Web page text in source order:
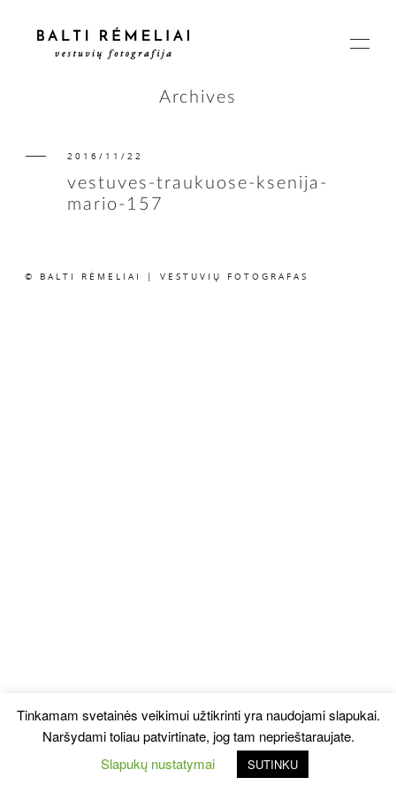
PAGRINDINIS
ISTORIJOS
Archives
2016/11/22
vestuves-traukuose-ksenija-
mario-157
© BALTI RĖMELIAI | VESTUVIŲ FOTOGRAFAS
Tinkamam svetainės veikimui užtikrinti yra naudojami slapukai.
Naršydami toliau patvirtinate, jog tam neprieštaraujate.
Slapukų nustatymai
SUTINKU